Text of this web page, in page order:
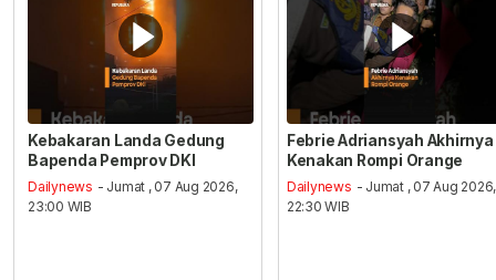
Kebakaran Landa Gedung
Bapenda Pemprov DKI
Dailynews - Jumat , 07 Aug 2026,
23:00 WIB
Febrie Adriansyah Akhirnya
Kenakan Rompi Orange
Dailynews - Jumat , 07 Aug 2026,
22:30 WIB